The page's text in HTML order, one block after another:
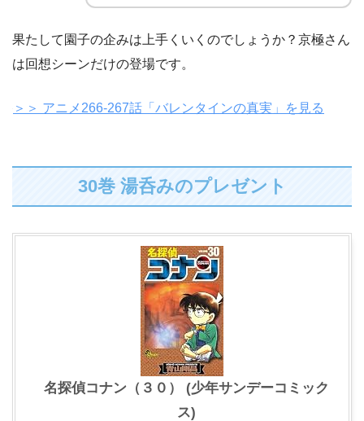
果たして園子の企みは上手くいくのでしょうか？京極さん
は回想シーンだけの登場です。
＞＞ アニメ266-267話「バレンタインの真実」を見る
30巻 湯呑みのプレゼント
名探偵コナン（３０） (少年サンデーコミック
ス)